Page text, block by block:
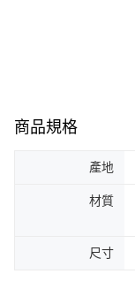
商品規格
產地
材質
尺寸